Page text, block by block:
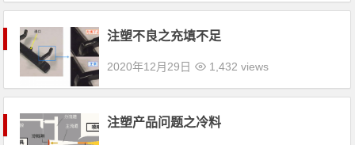
注塑不良之充填不足
2020年12月29日 1,432 views
注塑产品问题之冷料